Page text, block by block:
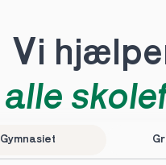
Vi
alle
Gymnasiet